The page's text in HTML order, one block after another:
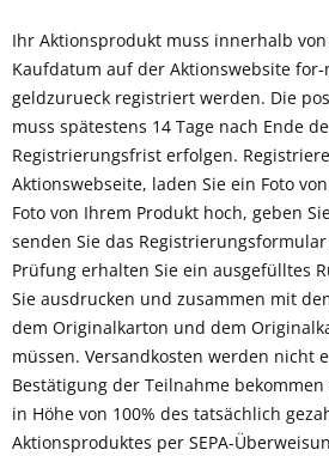
Ihr Aktionsprodukt muss innerhalb von
Kaufdatum auf der Aktionswebsite
geldzurueck registriert werden. Die
muss spätestens 14 Tage nach Ende
Registrierungsfrist erfolgen.
Aktionswebseite, laden Sie ein Foto
Foto von Ihrem Produkt hoch, geben
senden Sie das
Prüfung erhalten Sie ein ausgefülltes
Sie ausdrucken und zusammen mit
dem Originalkarton und dem
müssen. Versandkosten werden nicht
Bestätigung der Teilnahme
in Höhe von 100% des tatsächlich
Aktionsproduktes per SEPA-